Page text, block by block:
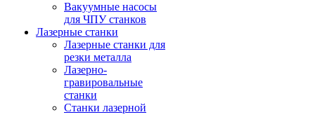
Вакуумные насосы
для ЧПУ станков
Лазерные станки
Лазерные станки для
резки металла
Лазерно-
гравировальные
станки
Станки лазерной